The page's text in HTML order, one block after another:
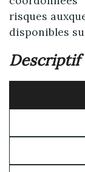
risques
disponibles